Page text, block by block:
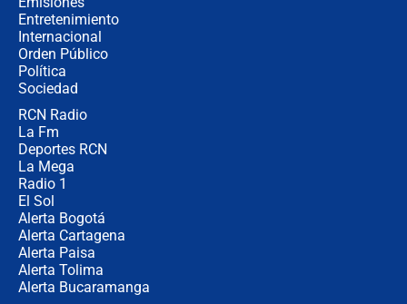
Entretenimiento
Internacional
Orden Público
Política
Sociedad
RCN Radio
La Fm
Deportes RCN
La Mega
Radio 1
El Sol
Alerta Bogotá
Alerta Cartagena
Alerta Paisa
Alerta Tolima
Alerta Bucaramanga